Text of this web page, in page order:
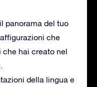
panorama del tuo
che
che hai creato nel
della lingua e